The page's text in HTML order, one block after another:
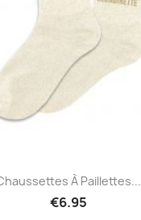
Quick view
À Paillettes...
€6.95